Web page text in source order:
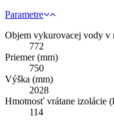
Parametre
Objem vykurovacej vody v
772
Priemer (mm)
750
Výška (mm)
2028
Hmotnosť vrátane izolácie
114